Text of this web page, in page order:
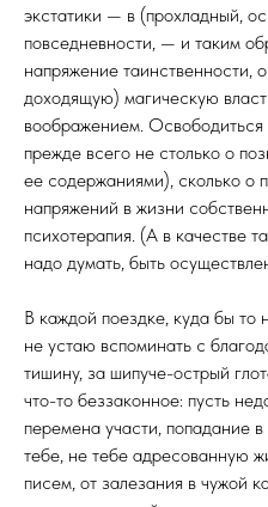
экстатики — в (прохладный,
повседневности, — и таким
напряжение таинственности,
доходящую) магическую
воображением.
прежде всего не столько о
ее содержаниями), сколько о
напряжений в жизни
психотерапия. (А в качестве
надо думать, быть
В каждой поездке, куда бы то
не устаю вспоминать с
тишину, за шипуче-острый
что-то беззаконное: пусть
перемена участи, попадание
тебе, не тебе адресованную
писем, от залезания в чужой